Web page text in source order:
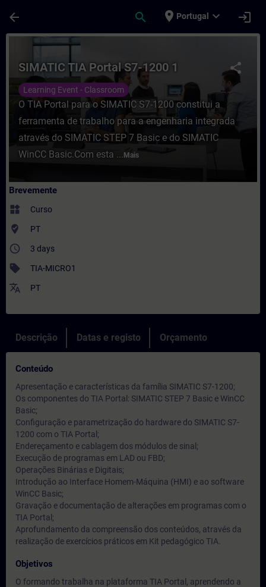
arrow_back search place Portugal expand_more login
Curso - SIMATIC TIA Portal S7-1200 1 -
share
SIMATIC TIA Portal S7-1200 1
Learning Event - Classroom
O TIA Portal para o SIMATIC S7-1200 constitui a
ferramenta de trabalho para a engenharia integrada
através do SIMATIC STEP 7 Basic e do SIMATIC
WinCC Basic.Com esta ... Mais
Brevemente
widgets Curso
where_to_vote PT
access_time 3 days
sell TIA-MICRO1
translate PT
Descrição Datas e registo Orçamento
Conteúdo
Apresentação e características da família SIMATIC S7-1200;
Os componentes do TIA Portal: SIMATIC STEP 7 Basic e WinCC
Basic;
Configuração e parametrização do hardware do SIMATIC S7-
1200 com o TIA Portal;
Endereçamento e cablagem dos módulos de sinal;
Execução de programas em LAD ou FBD;
Operações Binárias e Digitais;
Introdução ao Interface Homem-Máquina (HMI) e ao software
WinCC Basic;
Gravação e documentação de alterações em programas com o
TIA Portal;
Aprofundamento da compreensão dos conteúdos, através da
realização de exercícios práticos em Kit pedagógico TIA.
Objetivos
O formando trabalha na plataforma TIA Portal, aprendendo a